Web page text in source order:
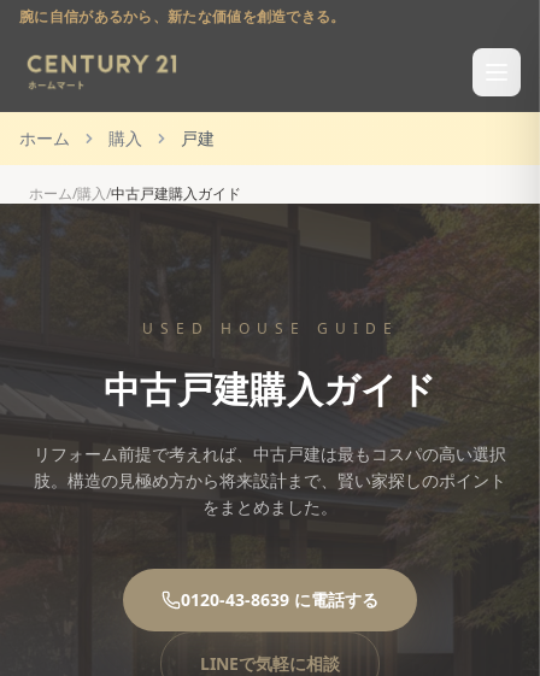
腕に自信があるから、新たな価値を創造できる。
ホーム 購入 戸建
ホーム/購入/中古戸建購入ガイド
USED HOUSE GUIDE
中古戸建購入ガイド
リフォーム前提で考えれば、中古戸建は最もコスパの高い選択
肢。 構造の見極め方から将来設計まで、賢い家探しのポイント
をまとめました。
0120-43-8639 に電話する
LINEで気軽に相談